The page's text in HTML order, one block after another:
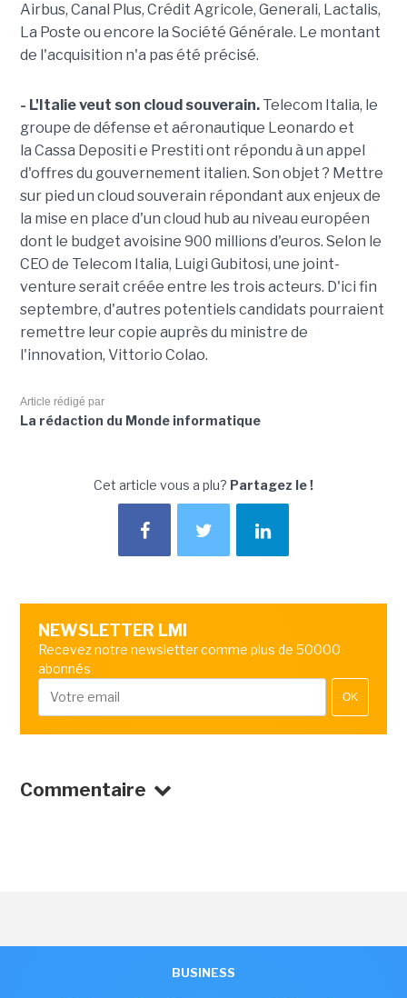
Airbus, Canal Plus, Crédit Agricole, Generali, Lactalis,
La Poste ou encore la Société Générale. Le montant
de l'acquisition n'a pas été précisé.
- L'Italie veut son cloud souverain.Telecom Italia, le
groupe de défense et aéronautique Leonardo et
la Cassa Depositi e Prestiti ont répondu à un appel
d'offres du gouvernement italien. Son objet ? Mettre
sur pied un cloud souverain répondant aux enjeux de
la mise en place d'un cloud hub au niveau européen
dont le budget avoisine 900 millions d'euros. Selon le
CEO de Telecom Italia, Luigi Gubitosi, une joint-
venture serait créée entre les trois acteurs. D'ici fin
septembre, d'autres potentiels candidats pourraient
remettre leur copie auprès du ministre de
l'innovation, Vittorio Colao.
Article rédigé par
La rédaction du Monde informatique
Cet article vous a plu? Partagez le !
NEWSLETTER LMI
Recevez notre newsletter comme plus de 50000
abonnés
OK
Commentaire
BUSINESS